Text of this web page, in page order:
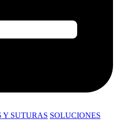
SUTURAS SOLUCIONES